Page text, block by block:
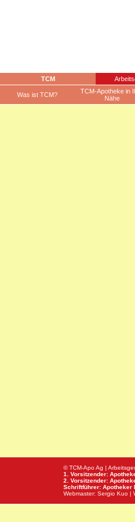
TCM
Was ist TCM?
TCM-Apotheke in
Nähe
© TCM-Apo Ag |
1. Vorsitzender:
2. Vorsitzender:
Schriftführer: Apotheker
Webmaster: Sergio Kuo |